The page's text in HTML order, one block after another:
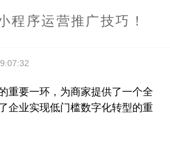
程序运营推广技巧！
重要一环，为商家提供了一个全
企业实现低门槛数字化转型的重